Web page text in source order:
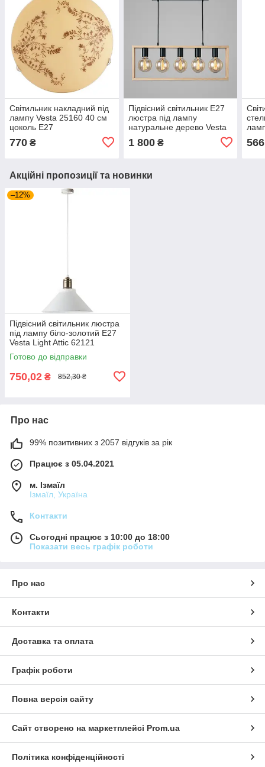
Світильник накладний під
лампу Vesta 25160 40 см
цоколь Е27
770 ₴
Підвісний світильник Е27
люстра під лампу
натуральне дерево Vesta
1 800₴
Акційні пропозиції та новинки
–12%
Підвісний світильник люстра
під лампу біло-золотий Е27
Vesta Light Attic 62121
Готово до відправки
750,02 ₴ 852,30 ₴
Про нас
99% позитивних з 2057 відгуків за рік
Працює з 05.04.2021
м. Ізмаїл
Ізмаїл, Україна
Контакти
Сьогодні працює з 10:00 до 18:00
Показати весь графік роботи
Про нас
Контакти
Доставка та оплата
Графік роботи
Повна версія сайту
Сайт створено на маркетплейсі Prom.ua
Політика конфіденційності